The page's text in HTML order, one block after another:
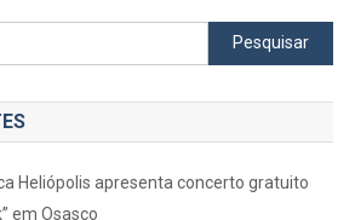
Pesquisar
por:
Heliópolis apresenta concerto gratuito
em Osasco